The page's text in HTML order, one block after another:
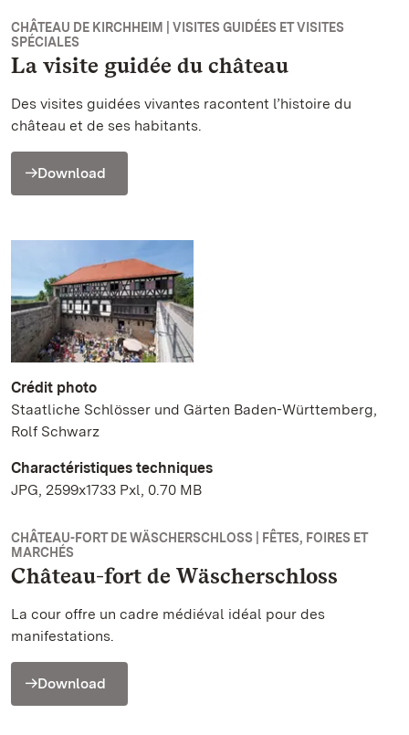
CHÂTEAU DE KIRCHHEIM | VISITES GUIDÉES ET VISITES
SPÉCIALES
La visite guidée du château
Des visites guidées vivantes racontent l’histoire du
château et de ses habitants.
Download
Crédit photo
Staatliche Schlösser und Gärten Baden-Württemberg,
Rolf Schwarz
Charactéristiques techniques
JPG, 2599x1733 Pxl, 0.70 MB
CHÂTEAU-FORT DE WÄSCHERSCHLOSS | FÊTES, FOIRES ET
MARCHÉS
Château-fort de Wäscherschloss
La cour offre un cadre médiéval idéal pour des
manifestations.
Download